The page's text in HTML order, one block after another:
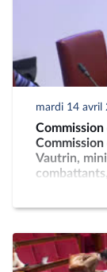
mardi 14 avril
Vautrin,
déléguée,